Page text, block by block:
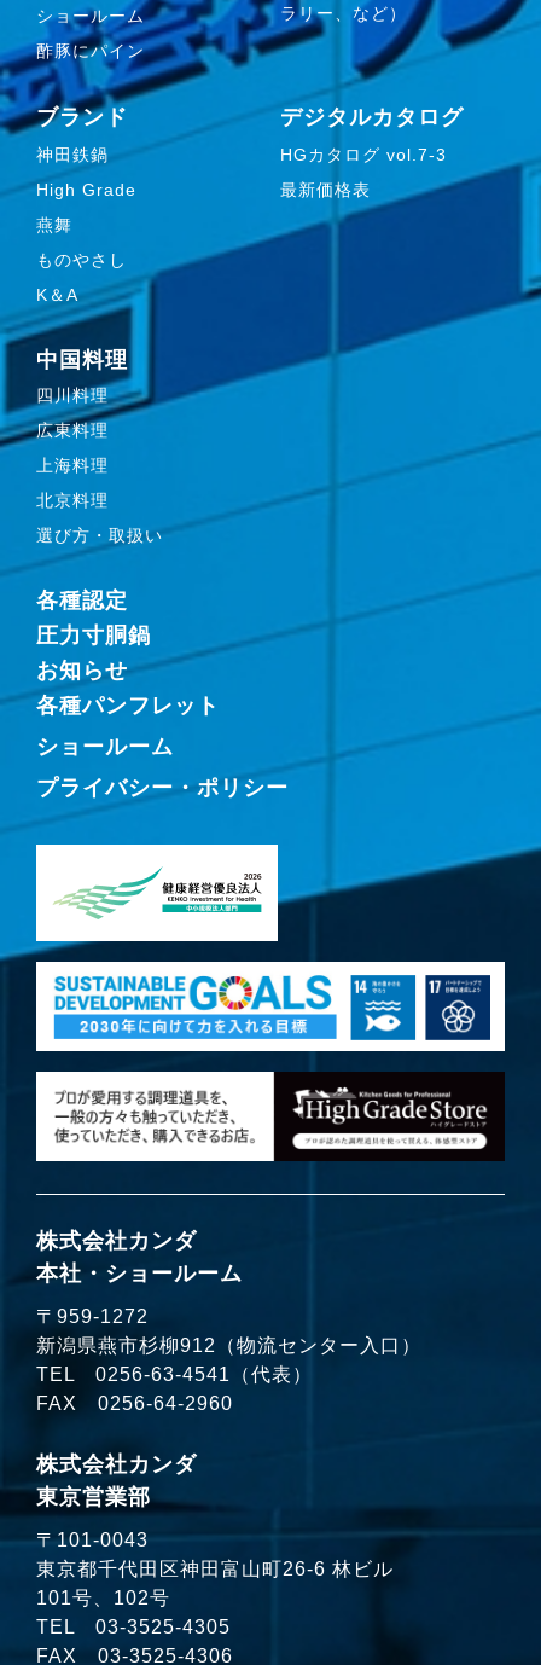
ショールーム
酢豚にパイン
ラリー、など）
ブランド
神田鉄鍋
High Grade
燕舞
ものやさし
K＆A
デジタルカタログ
HGカタログ vol.7-3
最新価格表
中国料理
四川料理
広東料理
上海料理
北京料理
選び方・取扱い
各種認定
圧力寸胴鍋
お知らせ
各種パンフレット
ショールーム
プライバシー・ポリシー
株式会社カンダ
本社・ショールーム
〒959-1272
新潟県燕市杉柳912（物流センター入口）
TEL 0256-63-4541
（代表）
FAX 0256-64-2960
株式会社カンダ
東京営業部
〒101-0043
東京都千代田区神田富山町26-6 林ビル
101号、102号
TEL 03-3525-4305
FAX 03-3525-4306